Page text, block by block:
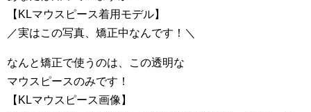
【KLマウスピース着用モデル】
／実はこの写真、矯正中なんです！＼
なんと矯正で使うのは、この透明な
マウスピースのみです！
【KLマウスピース画像】